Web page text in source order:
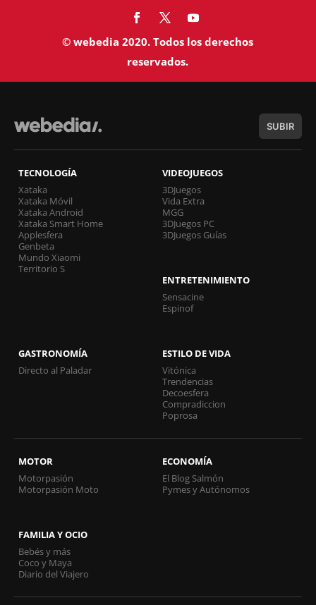
© webedia 2020. Todos los derechos
reservados.
SUBIR
TECNOLOGÍA
Xataka
Xataka Móvil
Xataka Android
Xataka Smart Home
Applesfera
Genbeta
Mundo Xiaomi
Territorio S
VIDEOJUEGOS
3DJuegos
Vida Extra
MGG
3DJuegos PC
3DJuegos Guías
ENTRETENIMIENTO
Sensacine
Espinof
GASTRONOMÍA
Directo al Paladar
ESTILO DE VIDA
Vitónica
Trendencias
Decoesfera
Compradiccion
Poprosa
MOTOR
Motorpasión
Motorpasión Moto
ECONOMÍA
El Blog Salmón
Pymes y Autónomos
FAMILIA Y OCIO
Bebés y más
Coco y Maya
Diario del Viajero